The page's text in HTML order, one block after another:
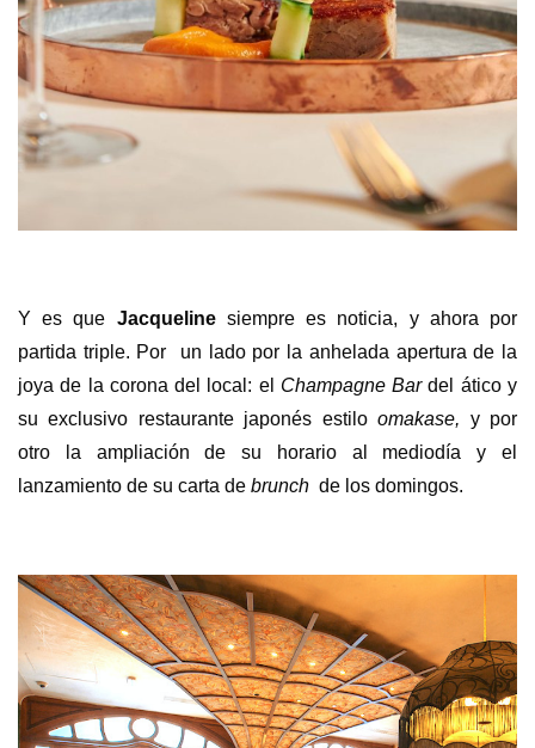
Y es que Jacqueline siempre es noticia, y ahora por
partida triple. Por
un lado por la anhelada apertura de la
joya de la corona del local: el Champagne Bardel ático y
su exclusivo restaurante japonés estiloomakase, y por
otro la ampliación de su horario al mediodía y el
lanzamiento de su carta debrunch de los domingos.